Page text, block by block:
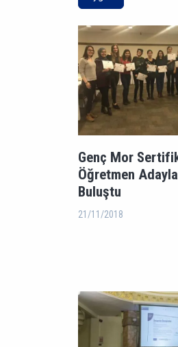
Genç Mor
Öğretmen
Buluştu
21/11/2018